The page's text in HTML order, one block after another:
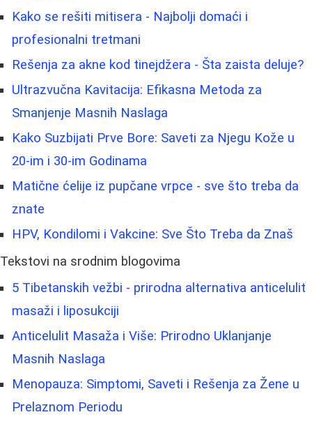
Kako se rešiti mitisera - Najbolji domaći i
profesionalni tretmani
Rešenja za akne kod tinejdžera - Šta zaista deluje?
Ultrazvučna Kavitacija: Efikasna Metoda za
Smanjenje Masnih Naslaga
Kako Suzbijati Prve Bore: Saveti za Njegu Kože u
20-im i 30-im Godinama
Matične ćelije iz pupčane vrpce - sve što treba da
znate
HPV, Kondilomi i Vakcine: Sve Što Treba da Znaš
Tekstovi na srodnim blogovima
5 Tibetanskih vežbi - prirodna alternativa anticelulit
masaži i liposukciji
Anticelulit Masaža i Više: Prirodno Uklanjanje
Masnih Naslaga
Menopauza: Simptomi, Saveti i Rešenja za Žene u
Prelaznom Periodu